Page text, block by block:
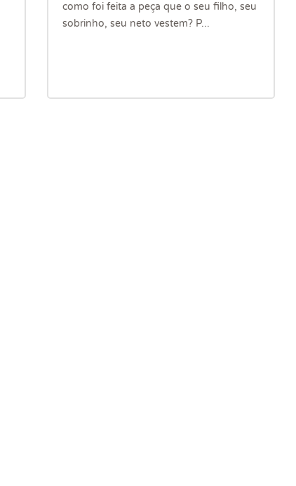
como foi feita a peça que o seu filho, seu
sobrinho, seu neto vestem? P...